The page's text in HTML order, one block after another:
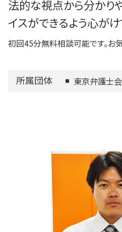
法的な視点から分かり
イスができるよう心がけ
初回45分無料相談可能です。お
所属団体 東京弁護士会